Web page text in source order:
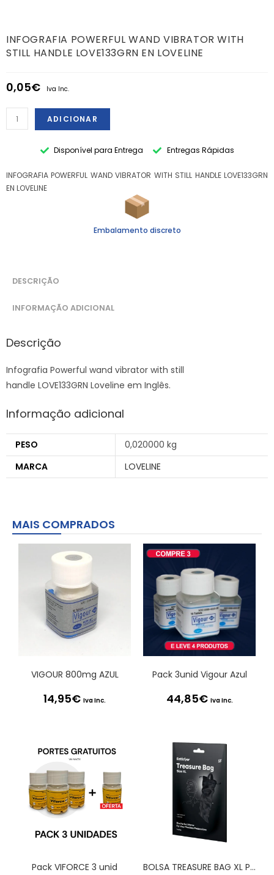
INFOGRAFIA POWERFUL WAND VIBRATOR WITH
STILL HANDLE LOVE133GRN EN LOVELINE
0,05€ Iva Inc.
ADICIONAR
Disponível para Entrega Entregas Rápidas
INFOGRAFIA POWERFUL WAND VIBRATOR WITH STILL HANDLE LOVE133GRN
EN LOVELINE
Embalamento discreto
DESCRIÇÃO
INFORMAÇÃO ADICIONAL
Descrição
Infografia Powerful wand vibrator with still
handle LOVE133GRN Loveline em Inglês.
Informação adicional
PESO
0,020000 kg
MARCA
LOVELINE
MAIS COMPRADOS
VIGOUR 800mg AZUL
14,95€ Iva Inc.
Pack 3unid Vigour Azul
44,85€ Iva Inc.
Pack VIFORCE 3 unid BOLSA TREASURE BAG XL PRETA SATISFYER